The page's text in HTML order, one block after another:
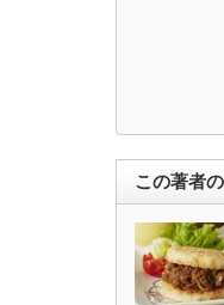
この著者